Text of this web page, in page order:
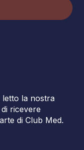
letto la nostra
ricevere
di Club Med.